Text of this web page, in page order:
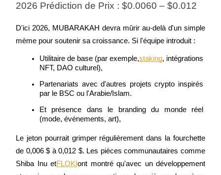
Affiliés Bitrue
Jusqu'à 65 % de commissions !
Parrainage
2026 Prédiction de Prix : $0.0060 – $0.012
D'ici 2026, MUBARAKAH devra mûrir au-delà d'un simple
mème pour soutenir sa croissance. Si l'équipe introduit :
Utilitaire de base (par exemple,staking, intégrations
NFT, DAO culturel),
Partenariats avec d'autres projets crypto inspirés
par le BSC ou l'Arabie/Islam.
Et présence dans le branding du monde réel
(mode, événements, art),
Le jeton pourrait grimper régulièrement dans la fourchette
de 0,006 $ à 0,012 $. Les pièces communautaires comme
Shiba Inu etFLOKI ont montré qu'avec un développement